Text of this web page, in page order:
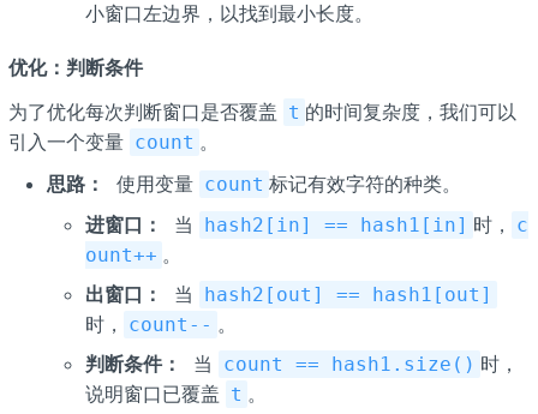
小窗口左边界，以找到最小长度。
优化：判断条件
为了优化每次判断窗口是否覆盖 t 的时间复杂度，我们可以
引入一个变量 count 。
思路：
​ 使用变量 count 标记有效字符的种类。
进窗口：
​ 当 hash2[in] == hash1[in] 时，
c
ount++ 。
出窗口：
​ 当 hash2[out] == hash1[out]
时， count-- 。
判断条件：
​ 当 count == hash1.size() 时，
说明窗口已覆盖 t 。